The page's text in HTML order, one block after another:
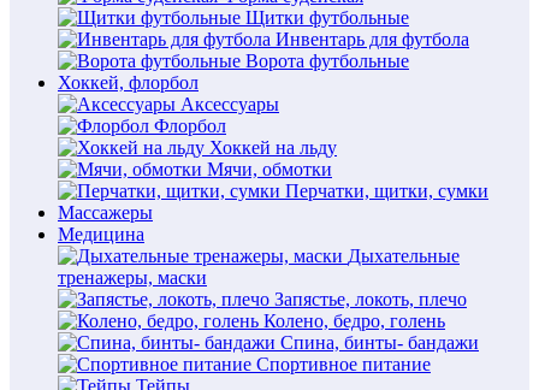
Щитки футбольные
Инвентарь для футбола
Ворота футбольные
Хоккей, флорбол
Аксессуары
Флорбол
Хоккей на льду
Мячи, обмотки
Перчатки, щитки, сумки
Массажеры
Медицина
Дыхательные
тренажеры, маски
Запястье, локоть, плечо
Колено, бедро, голень
Спина, бинты- бандажи
Спортивное питание
Тейпы